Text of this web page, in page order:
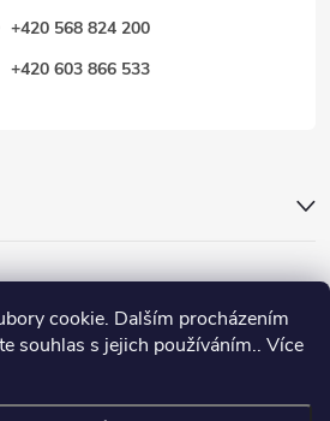
cookie. Dalším procházením
souhlas s jejich používáním.. Více
+420 568 824 200
+420 603 866 533